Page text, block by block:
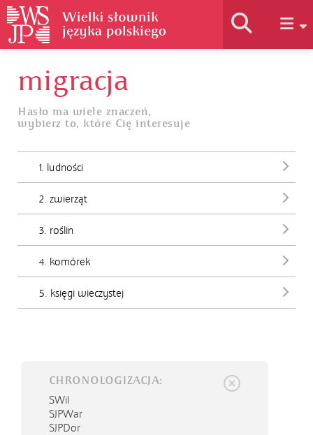
Historia słownika
Jak korzystać
migracja
Hasło ma wiele znaczeń,
wybierz to, które Cię interesuje
1. ludności
2. zwierząt
3. roślin
4. komórek
5. księgi wieczystej
CHRONOLOGIZACJA:
SWil
SJPWar
SJPDor